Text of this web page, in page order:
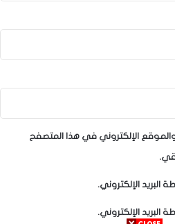
الإلكتروني في هذا المتصفح
البريد الإلكتروني.
البريد الإلكتروني.